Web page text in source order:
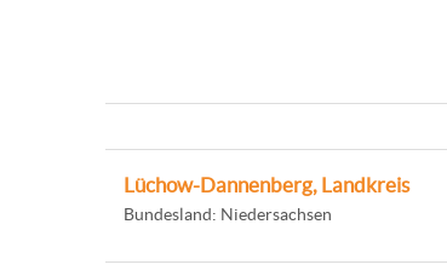
Lüchow-Dannenberg, Landkreis
Bundesland: Niedersachsen